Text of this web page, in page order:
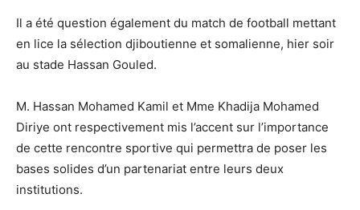
Il a été question également du match de football mettant
en lice la sélection djiboutienne et somalienne, hier soir
au stade Hassan Gouled.
M. Hassan Mohamed Kamil et Mme Khadija Mohamed
Diriye ont respectivement mis l’accent sur l’importance
de cette rencontre sportive qui permettra de poser les
bases solides d’un partenariat entre leurs deux
institutions.